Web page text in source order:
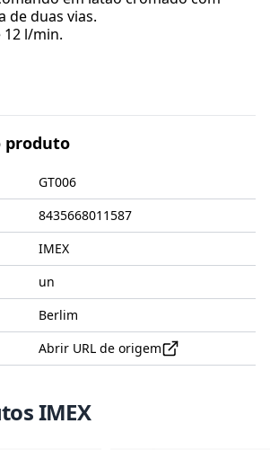
de duas vias.
12 l/min.
produto
GT006
8435668011587
IMEX
un
Berlim
Abrir URL de origem
IMEX